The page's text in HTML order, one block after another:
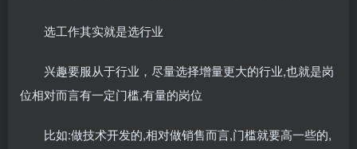
选工作其实就是选行业
兴趣要服从于行业，尽量选择增量更大的行业,也就是岗
位相对而言有一定门槛,有量的岗位
比如:做技术开发的,相对做销售而言,门槛就要高一些的,